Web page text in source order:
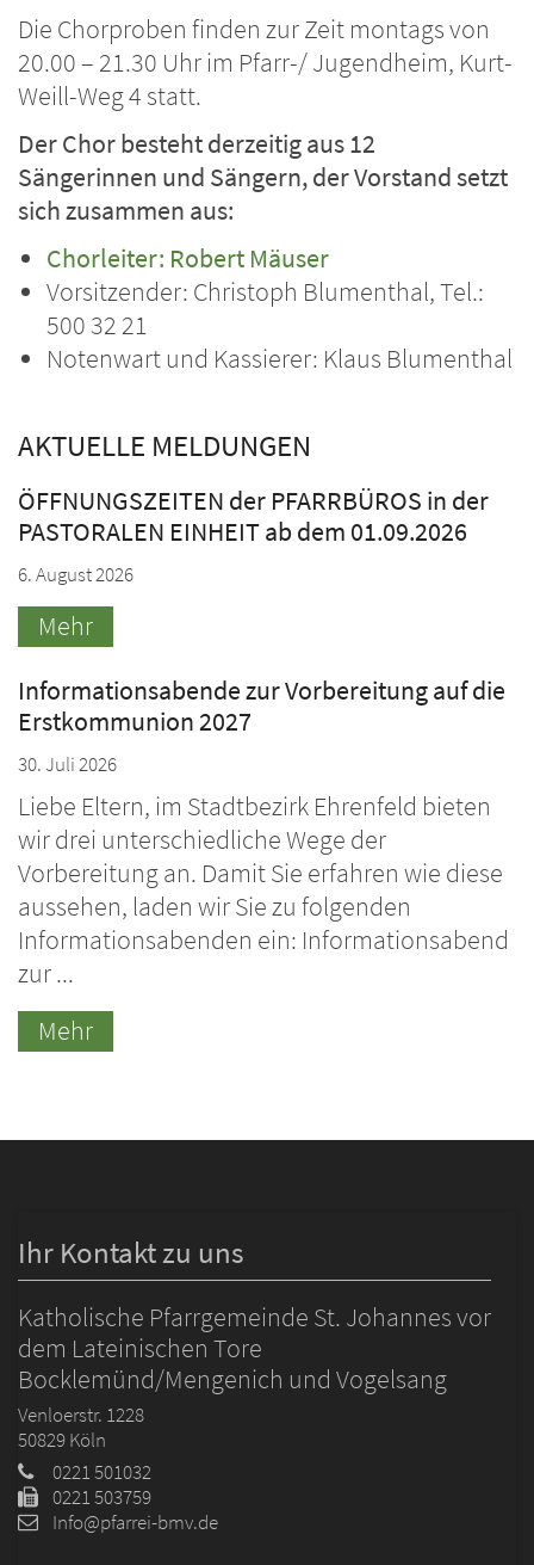
Die Chorproben finden zur Zeit montags von
20.00 – 21.30 Uhr im Pfarr-/ Jugendheim, Kurt-
Weill-Weg 4 statt.
Der Chor besteht derzeitig aus 12
Sängerinnen und Sängern, der Vorstand setzt
sich zusammen aus:
Chorleiter: Robert Mäuser
Vorsitzender: Christoph Blumenthal, Tel.:
500 32 21
Notenwart und Kassierer: Klaus Blumenthal
AKTUELLE MELDUNGEN
ÖFFNUNGSZEITEN der PFARRBÜROS in der
PASTORALEN EINHEIT ab dem 01.09.2026
6. August 2026
Mehr
Informationsabende zur Vorbereitung auf die
Erstkommunion 2027
30. Juli 2026
Liebe Eltern, im Stadtbezirk Ehrenfeld bieten
wir drei unterschiedliche Wege der
Vorbereitung an. Damit Sie erfahren wie diese
aussehen, laden wir Sie zu folgenden
Informationsabenden ein: Informationsabend
zur ...
Mehr
Ihr Kontakt zu uns
Katholische Pfarrgemeinde St. Johannes vor
dem Lateinischen Tore
Bocklemünd/Mengenich und Vogelsang
Venloerstr. 1228
50829Köln
0221 501032
0221 503759
Info@pfarrei-bmv.de